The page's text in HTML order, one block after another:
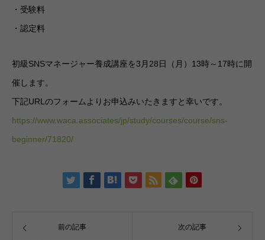
・受験料
・認定料
初級SNSマネージャー養成講座を3月28日（月）13時～17時に開
催します。
下記URLのフォームよりお申込みいたきますと幸いです。
https://www.waca.associates/jp/study/courses/course/sns-
beginner/71820/
前の記事 次の記事